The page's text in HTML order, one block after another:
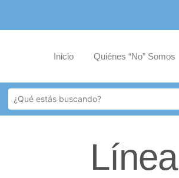
Inicio Quiénes “No” Somos